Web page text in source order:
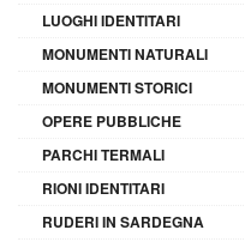
LUOGHI IDENTITARI
MONUMENTI NATURALI
MONUMENTI STORICI
OPERE PUBBLICHE
PARCHI TERMALI
RIONI IDENTITARI
RUDERI IN SARDEGNA